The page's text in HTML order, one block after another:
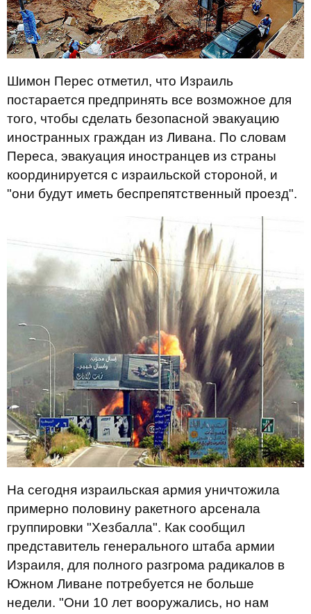
Шимон Перес отметил, что Израиль
постарается предпринять все возможное для
того, чтобы сделать безопасной эвакуацию
иностранных граждан из Ливана. По словам
Переса, эвакуация иностранцев из страны
координируется с израильской стороной, и
"они будут иметь беспрепятственный проезд".
На сегодня израильская армия уничтожила
примерно половину ракетного арсенала
группировки "Хезбалла". Как сообщил
представитель генерального штаба армии
Израиля, для полного разгрома радикалов в
Южном Ливане потребуется не больше
недели. "Они 10 лет вооружались, но нам